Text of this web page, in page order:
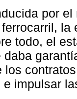
por
todo, el
los
e impulsar